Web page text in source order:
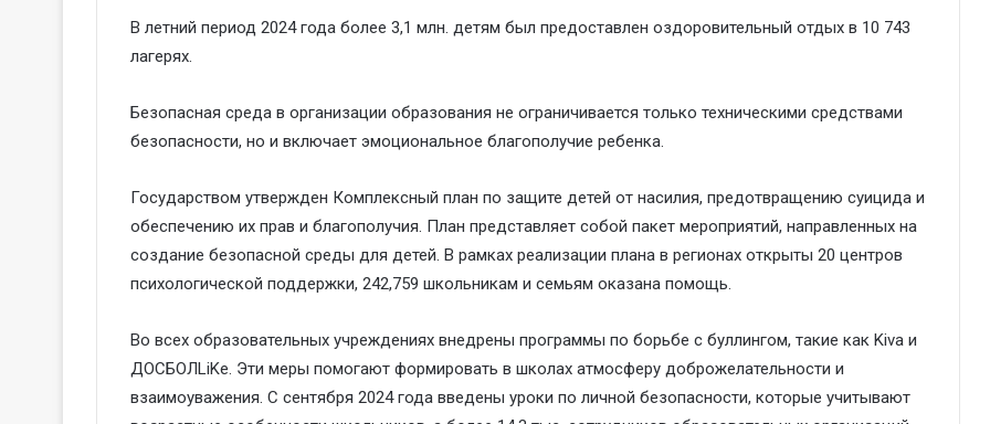
В летний период 2024 года более 3,1 млн. детям был предоставлен оздоровительный отдых в 10 743
лагерях.
Безопасная среда в организации образования не ограничивается только техническими средствами
безопасности, но и включает эмоциональное благополучие ребенка.
Государством утвержден Комплексный план по защите детей от насилия, предотвращению суицида и
обеспечению их прав и благополучия. План представляет собой пакет мероприятий, направленных на
создание безопасной среды для детей. В рамках реализации плана в регионах открыты 20 центров
психологической поддержки, 242,759 школьникам и семьям оказана помощь.
Во всех образовательных учреждениях внедрены программы по борьбе с буллингом, такие как Kiva и
ДОСБОЛLiKe. Эти меры помогают формировать в школах атмосферу доброжелательности и
взаимоуважения. С сентября 2024 года введены уроки по личной безопасности, которые учитывают